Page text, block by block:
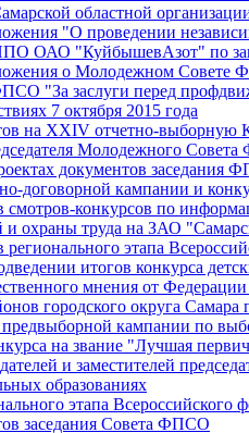
областной
"О проведении
ОАО "КуйбышевАзот" по
о Молодежном Совете
"За заслуги перед
7 октября 2015 года
на XXIV отчетно-выборную
Молодежного Совета
документов заседания
договорной кампании и
смотров-конкурсов по
и охраны труда на ЗАО
регионального этапа
итогов конкурса
мнения от
городского округа Самара
кампании по
на звание "Лучшая
и заместителей
образованиях
этапа
заседания Совета ФПСО